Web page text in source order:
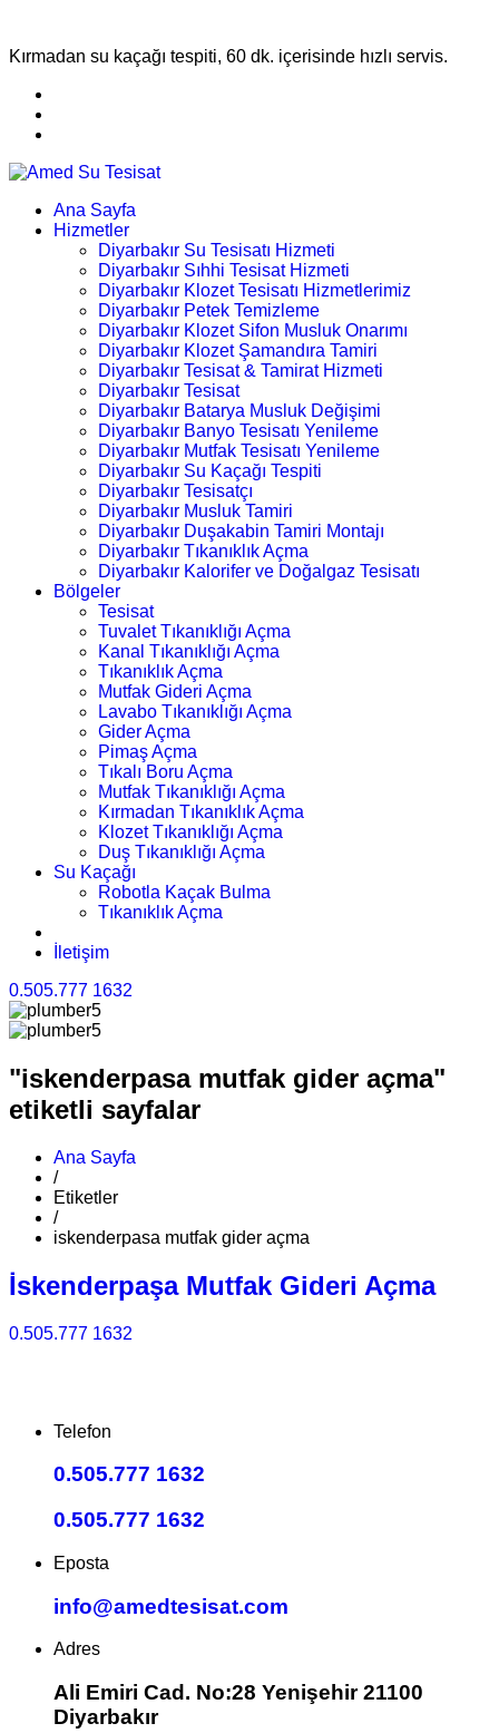
Kırmadan su kaçağı tespiti, 60 dk. içerisinde hızlı servis.
Ana Sayfa
Hizmetler
Diyarbakır Su Tesisatı Hizmeti
Diyarbakır Sıhhi Tesisat Hizmeti
Diyarbakır Klozet Tesisatı Hizmetlerimiz
Diyarbakır Petek Temizleme
Diyarbakır Klozet Sifon Musluk Onarımı
Diyarbakır Klozet Şamandıra Tamiri
Diyarbakır Tesisat & Tamirat Hizmeti
Diyarbakır Tesisat
Diyarbakır Batarya Musluk Değişimi
Diyarbakır Banyo Tesisatı Yenileme
Diyarbakır Mutfak Tesisatı Yenileme
Diyarbakır Su Kaçağı Tespiti
Diyarbakır Tesisatçı
Diyarbakır Musluk Tamiri
Diyarbakır Duşakabin Tamiri Montajı
Diyarbakır Tıkanıklık Açma
Diyarbakır Kalorifer ve Doğalgaz Tesisatı
Bölgeler
Tesisat
Tuvalet Tıkanıklığı Açma
Kanal Tıkanıklığı Açma
Tıkanıklık Açma
Mutfak Gideri Açma
Lavabo Tıkanıklığı Açma
Gider Açma
Pimaş Açma
Tıkalı Boru Açma
Mutfak Tıkanıklığı Açma
Kırmadan Tıkanıklık Açma
Klozet Tıkanıklığı Açma
Duş Tıkanıklığı Açma
Su Kaçağı
Robotla Kaçak Bulma
Tıkanıklık Açma
İletişim
0.505.777 1632
"iskenderpasa mutfak gider açma"
etiketli sayfalar
Ana Sayfa
/
Etiketler
/
iskenderpasa mutfak gider açma
İskenderpaşa Mutfak Gideri Açma
0.505.777 1632
Telefon
0.505.777 1632
0.505.777 1632
Eposta
info@amedtesisat.com
Adres
Ali Emiri Cad. No:28 Yenişehir 21100
Diyarbakır